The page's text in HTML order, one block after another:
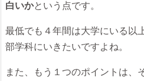
白いかという点です。
最低でも４年間は大学にいる以
部学科にいきたいですよね。
また、もう１つのポイントは、